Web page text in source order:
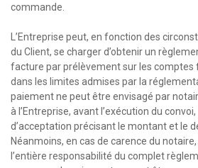
commande.
L’Entreprise peut, en fonction des
du Client, se charger d’obtenir un
facture par prélèvement sur les comptes
dans les limites admises par la
paiement ne peut être envisagé par
à l’Entreprise, avant l’exécution du
d’acceptation précisant le montant et le
Néanmoins, en cas de carence du
l’entière responsabilité du complet